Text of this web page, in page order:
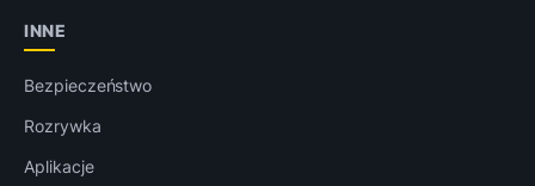
INNE
Bezpieczeństwo
Rozrywka
Aplikacje